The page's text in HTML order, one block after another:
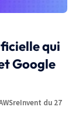
qui
Google
du 27